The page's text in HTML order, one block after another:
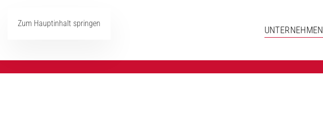
Zum Hauptinhalt springen
UNTERNEHMEN